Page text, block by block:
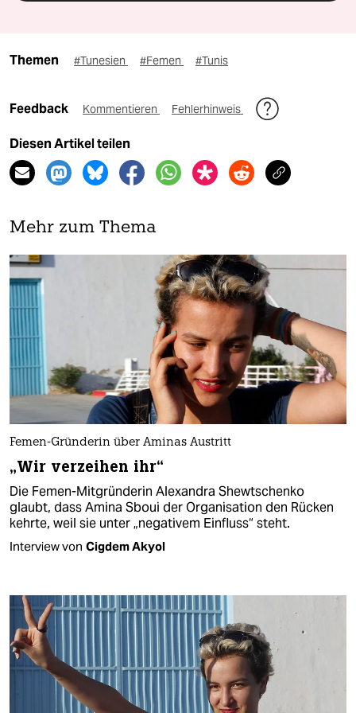
Themen #Tunesien #Femen #Tunis
Feedback Kommentieren Fehlerhinweis
Diesen Artikel teilen
Mehr zum Thema
Femen-Gründerin über Aminas Austritt
„Wir verzeihen ihr“
Die Femen-Mitgründerin Alexandra Shewtschenko
glaubt, dass Amina Sboui der Organisation den Rücken
kehrte, weil sie unter „negativem Einfluss“ steht.
Interview von Cigdem Akyol